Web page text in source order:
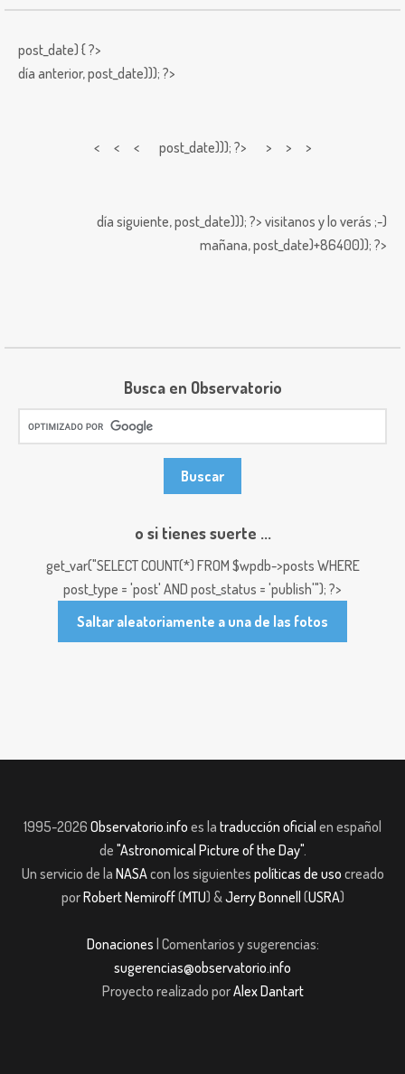
post_date) { ?>
día anterior,post_date))); ?>
< < < post_date))); ?> > > >
día siguiente,post_date))); ?> visitanos y lo verás ;-)
mañana,post_date)+86400)); ?>
Busca en Observatorio
o si tienes suerte ...
get_var("SELECT COUNT(*) FROM $wpdb->posts WHERE
post_type = 'post' AND post_status = 'publish'"); ?>
Saltar aleatoriamente a una de las fotos
1995-2026 Observatorio.info es la traducción oficial en español
de "Astronomical Picture of the Day".
Un servicio de la NASAcon los siguientes políticas de uso creado
porRobert Nemiroff(MTU) &Jerry Bonnell (USRA)
Donaciones | Comentarios y sugerencias:
sugerencias@observatorio.info
Proyecto realizado porAlex Dantart